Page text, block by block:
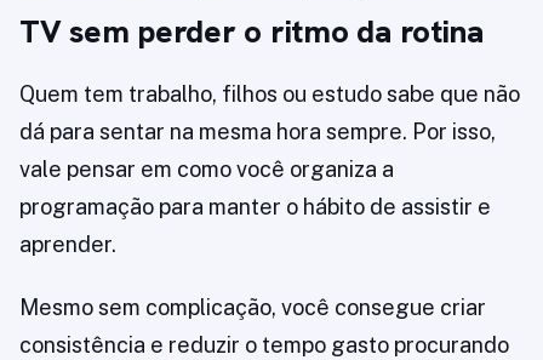
TV sem perder o ritmo da rotina
Quem tem trabalho, filhos ou estudo sabe que não
dá para sentar na mesma hora sempre. Por isso,
vale pensar em como você organiza a
programação para manter o hábito de assistir e
aprender.
Mesmo sem complicação, você consegue criar
consistência e reduzir o tempo gasto procurando